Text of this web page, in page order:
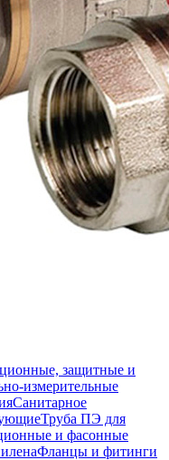
защитные и
измерительные
Санитарное
Труба ПЭ для
и фасонные
Фланцы и фитинги